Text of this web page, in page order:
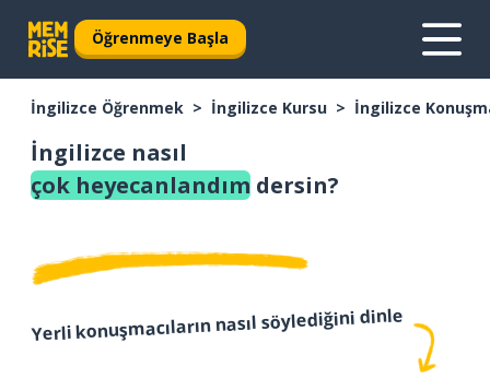
Öğrenmeye Başla
İngilizce Öğrenmek İngilizce Kursu İngilizce
İngilizce nasıl
çok heyecanlandım dersin?
Yerli konuşmacıların nasıl söylediğini dinle